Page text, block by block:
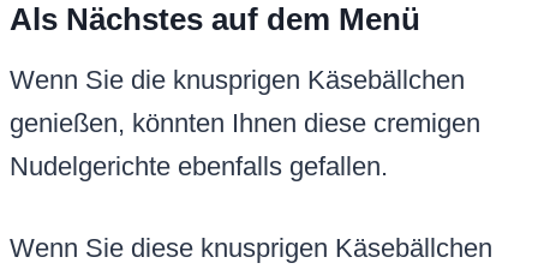
Als Nächstes auf dem Menü
Wenn Sie die knusprigen Käsebällchen
genießen, könnten Ihnen diese cremigen
Nudelgerichte ebenfalls gefallen.
Wenn Sie diese knusprigen Käsebällchen